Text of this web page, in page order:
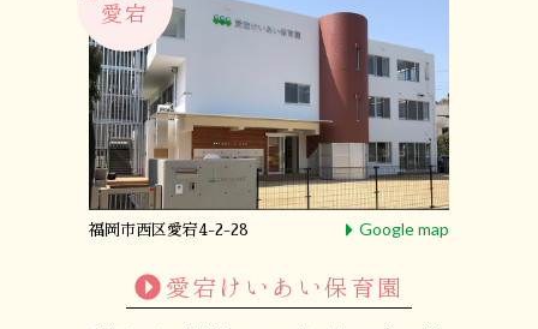
福岡市西区愛宕4-2-28 Google map
愛宕
愛宕けいあい保育園